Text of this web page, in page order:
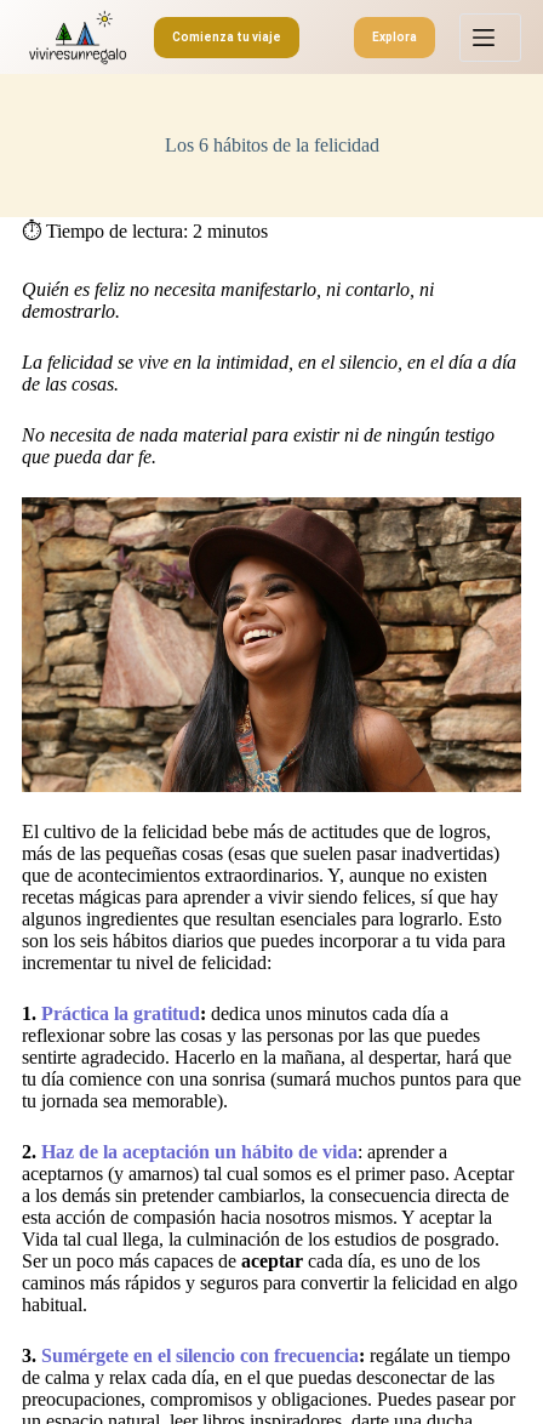
o
n
e
n
o
Comienza tu viaje Explora
Los 6 hábitos de la felicidad
⏱️ Tiempo de lectura: 2 minutos
Quién es feliz no necesita manifestarlo, ni contarlo, ni
demostrarlo.
La felicidad se vive en la intimidad, en el silencio, en el día a día
de las cosas.
No necesita de nada material para existir ni de ningún testigo
que pueda dar fe.
El cultivo de la felicidad bebe más de actitudes que de logros,
más de las pequeñas cosas (esas que suelen pasar inadvertidas)
que de acontecimientos extraordinarios. Y, aunque no existen
recetas mágicas para aprender a vivir siendo felices, sí que hay
algunos ingredientes que resultan esenciales para lograrlo. Esto
son los seis hábitos diarios que puedes incorporar a tu vida para
incrementar tu nivel de felicidad:
1. Práctica la gratitud: dedica unos minutos cada día a
reflexionar sobre las cosas y las personas por las que puedes
sentirte agradecido. Hacerlo en la mañana, al despertar, hará que
tu día comience con una sonrisa (sumará muchos puntos para que
tu jornada sea memorable).
2. Haz de la aceptación un hábito de vida: aprender a
aceptarnos (y amarnos) tal cual somos es el primer paso. Aceptar
a los demás sin pretender cambiarlos, la consecuencia directa de
esta acción de compasión hacia nosotros mismos. Y aceptar la
Vida tal cual llega, la culminación de los estudios de posgrado.
Ser un poco más capaces de aceptar cada día, es uno de los
caminos más rápidos y seguros para convertir la felicidad en algo
habitual.
3. Sumérgete en el silencio con frecuencia: regálate un tiempo
de calma y relax cada día, en el que puedas desconectar de las
preocupaciones, compromisos y obligaciones. Puedes pasear por